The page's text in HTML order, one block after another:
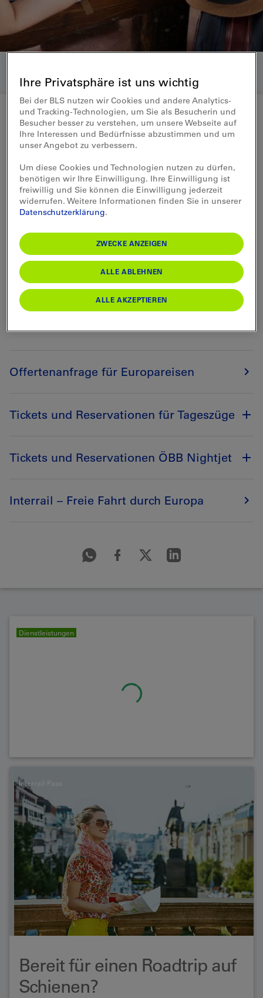
Billette
Billette International
Geniessen Sie auch auf internationalen
Strecken die Leichtigkeit des Reisens mit
dem öffentlichen Verkehr
Ihr BLS Reisezentrum hat die Fahrt organisiert, Sie
haben alle nötigen Informationen und können sich
entspannt der vorbeiziehenden Landschaft zuwenden.
Für Ihre Reise nach Deutschland, Frankreich, Italien,
Österreich und vielen weiteren europäischen Ländern
suchen wir die beste Lösung für Sie. Gerne informieren
wir Sie auch über die aktuellen Umtausch- und
Offertenanfrage für Europareisen
Tickets und Reservationen für Tageszüge
Tickets und Reservationen ÖBB Nightjet
Interrail – Freie Fahrt durch Europa
Dienstleistungen
Interrail-Pass
Bereit für einen Roadtrip auf
Schienen?
Ihre Privatsphäre ist uns wichtig
Bei der BLS nutzen wir Cookies und andere Analytics-
und Tracking-Technologien, um Sie als Besucherin und
Besucher besser zu verstehen, um unsere Webseite auf
Ihre Interessen und Bedürfnisse abzustimmen und um
unser Angebot zu verbessern.
Um diese Cookies und Technologien nutzen zu dürfen,
benötigen wir Ihre Einwilligung. Ihre Einwilligung ist
freiwillig und Sie können die Einwilligung jederzeit
widerrufen. Weitere Informationen finden Sie in unserer
Datenschutzerklärung.
ZWECKE ANZEIGEN
ALLE ABLEHNEN
ALLE AKZEPTIEREN